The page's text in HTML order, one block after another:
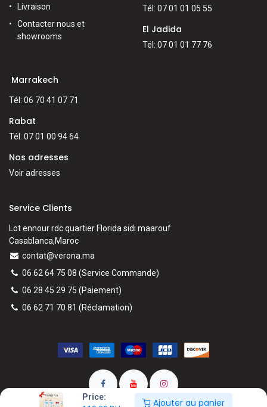
Price:
Ajouter au panier
Livraison
Contacter nous et
showrooms
Tél: 07 01 01 05 55
El Jadida
Tél: 07 01 01 77 76
Marrakech
Tél: 06 70 41 07 71
Rabat
Tél: 07 01 00 94 64
Nos adresses
Voir adresses
Service Clients
Lot ennour rdc quartier Florida sidi maarouf
Casablanca,Maroc
contat@verona.ma
06 62 64 75 08 (Service Commande)
06 28 45 29 75 (Paiement)
06 62 71 70 81 (Réclamation)